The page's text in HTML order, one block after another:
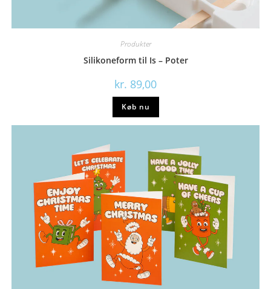
Produkter
Silikoneform til Is – Poter
kr. 89,00
Køb nu